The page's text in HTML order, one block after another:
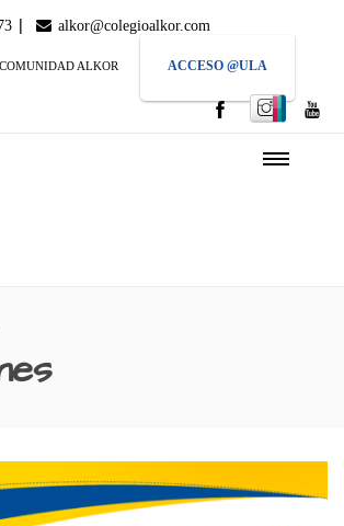
| alkor@colegioalkor.com
COMUNIDAD ALKOR ACCESO @ULA